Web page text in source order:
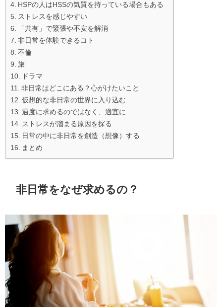
HSPの人はHSSの気質を持っている場合もある
ストレスを感じやすい
「共有」で緊張や不安を解消
非日常を体験できるコト
不倫
旅
ドラマ
非日常はどこにある？心がけたいこと
仮想的な非日常の世界に入り込む
過度に求めるのではなく、適宜に
ストレスが溜まる原因を探る
日常の中に非日常を創造（想像）する
まとめ
非日常をなぜ求めるの？